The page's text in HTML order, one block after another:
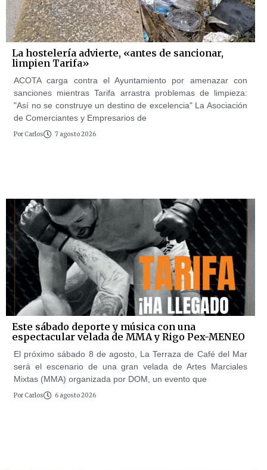
La hostelería advierte, «antes de sancionar,
limpien Tarifa»
ACOTA carga contra el Ayuntamiento por amenazar con
sanciones mientras Tarifa arrastra problemas de limpieza:
"Así no se construye un destino de excelencia" La Asociación
de Comerciantes y Empresarios de
Por Carlos 7 agosto 2026
Este sábado deporte y música con una
espectacular velada de MMA y Rigo Pex-MENEO
El próximo sábado 8 de agosto, La Terraza de Café del Mar
será el escenario de una gran velada de Artes Marciales
Mixtas (MMA) organizada por DOM, un evento que
Por Carlos 6 agosto 2026